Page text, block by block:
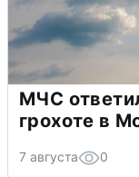
МЧС
грохоте в
7 августа 0